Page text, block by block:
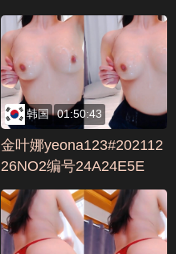
韩国 01:50:43
金叶娜yeona123#202112
26NO2编号24A24E5E